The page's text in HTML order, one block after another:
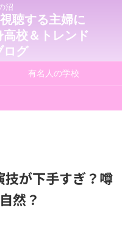
沼
聴する主婦に
校＆トレンド
ログ
有名人の学校
が下手すぎ？噂
然？